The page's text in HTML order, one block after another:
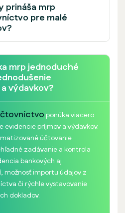
prináša mrp
pre malé
mrp jednoduché
výdavkov?
ponúka viacero
evidencie príjmov a výdavkov.
účtovanie
zadávanie a kontrola
bankových aj
možnosť importu údajov z
či rýchle vystavovanie
dokladov.